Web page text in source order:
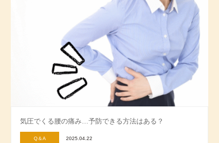
気圧でくる腰の痛み…予防できる方法はある？
Q＆A 2025.04.22